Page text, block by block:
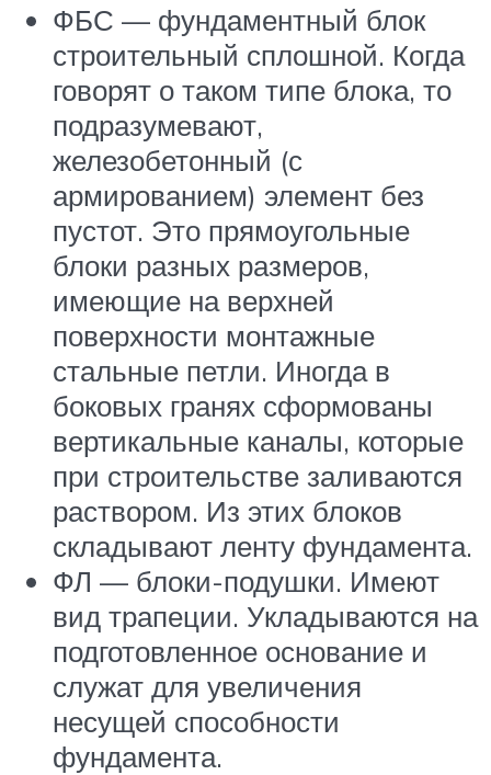
ФБС — фундаментный блок
строительный сплошной. Когда
говорят о таком типе блока, то
подразумевают,
железобетонный (с
армированием) элемент без
пустот. Это прямоугольные
блоки разных размеров,
имеющие на верхней
поверхности монтажные
стальные петли. Иногда в
боковых гранях сформованы
вертикальные каналы, которые
при строительстве заливаются
раствором. Из этих блоков
складывают ленту фундамента.
ФЛ — блоки-подушки. Имеют
вид трапеции. Укладываются на
подготовленное основание и
служат для увеличения
несущей способности
фундамента.